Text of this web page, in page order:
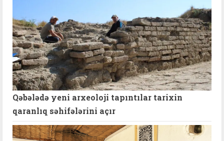
Qəbələdə yeni arxeoloji tapıntılar tarixin
qaranlıq səhifələrini açır